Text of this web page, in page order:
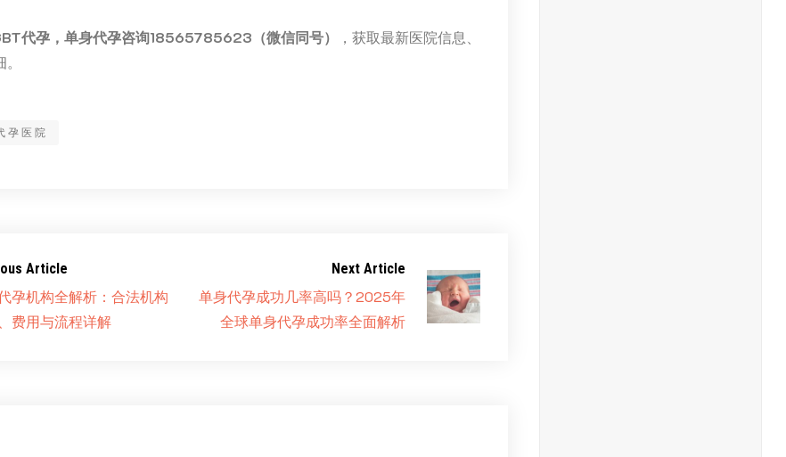
代孕，单身代孕咨询18565785623（微信同号）
，获取最新医院信息、
孕医院
Article
孕机构全解析：合法机构
费用与流程详解
Next Article
单身代孕成功几率高吗？2025年
全球单身代孕成功率全面解析